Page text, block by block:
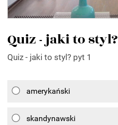
Quiz - jaki to styl?
Quiz - jaki to styl? pyt 1
amerykański
skandynawski